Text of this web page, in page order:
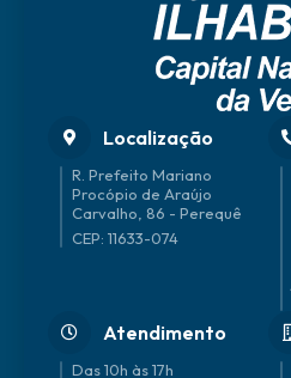
Localização
R. Prefeito Mariano
Procópio de Araújo
Carvalho, 86 - Perequê
CEP: 11633-074
Atendimento
Das 10h às 17h